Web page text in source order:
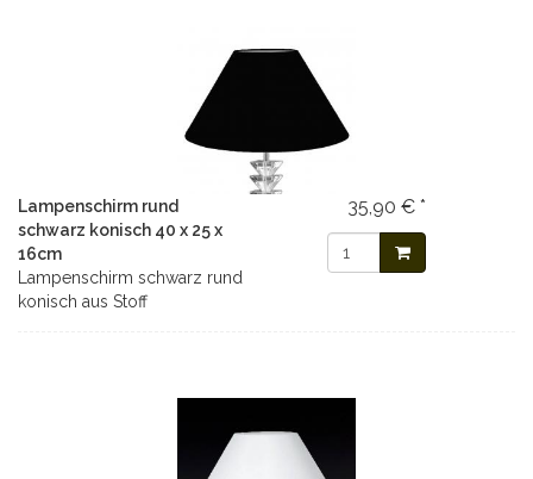
Lampenschirm rund
schwarz konisch 40 x 25 x
16cm
Lampenschirm schwarz rund
konisch aus Stoff
35,90 € *